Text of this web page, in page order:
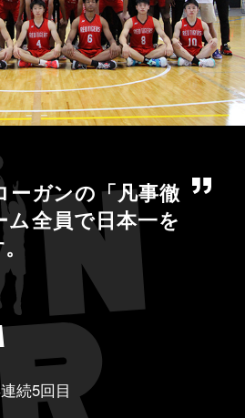
ーガンの「凡事徹
ム全員で日本一を
続5回目